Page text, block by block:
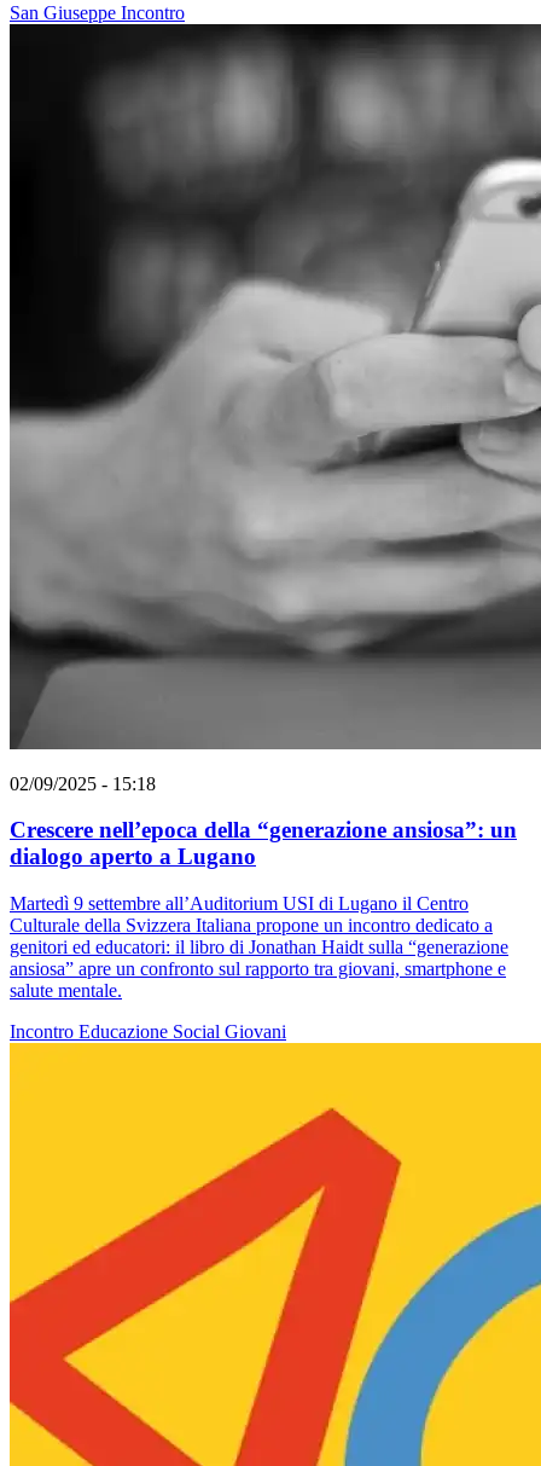
San Giuseppe Incontro
02/09/2025 - 15:18
Crescere nell’epoca della “generazione ansiosa”: un
dialogo aperto a Lugano
Martedì 9 settembre all’Auditorium USI di Lugano il Centro
Culturale della Svizzera Italiana propone un incontro dedicato a
genitori ed educatori: il libro di Jonathan Haidt sulla “generazione
ansiosa” apre un confronto sul rapporto tra giovani, smartphone e
salute mentale.
Incontro Educazione Social Giovani